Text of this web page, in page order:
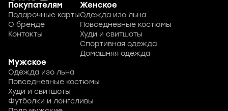
Покупателям
Подарочные карты
О бренде
Контакты
Женское
Одежда изо льна
Повседневные костюмы
Худи и свитшоты
Спортивная одежда
Домашняя одежда
Мужское
Одежда изо льна
Повседневные костюмы
Худи и свитшоты
Футболки и лонгсливы